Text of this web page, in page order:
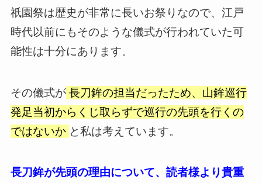
祇園祭は歴史が非常に長いお祭りなので、江戸
時代以前にもそのような儀式が行われていた可
能性は十分にあります。
その儀式が長刀鉾の担当だったため、山鉾巡行
発足当初からくじ取らずで巡行の先頭を行くの
ではないか と私は考えています。
長刀鉾が先頭の理由について、読者様より貴重